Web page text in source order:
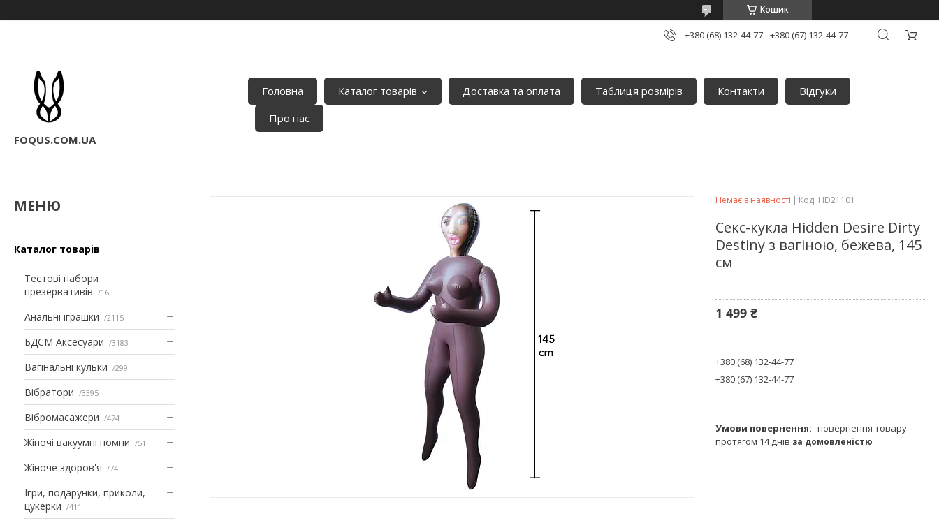
Кошик
+380 (68) 132-44-77 +380 (67) 132-44-77
FOQUS.COM.UA
Головна Каталог товарів Доставка та оплата Таблиця розмірів Контакти
Відгуки
Про нас
Каталог товарів
Тестові набори
презервативів
16
Анальні іграшки 2115
БДСМ Аксесуари 3183
Вагінальні кульки 299
Вібратори 3395
Вібромасажери 474
Жіночі вакуумні помпи 51
Жіноче здоров'я 74
Ігри, подарунки, приколи,
цукерки
411
Немає в наявності Код: HD21101
Секс-кукла Hidden Desire Dirty
Destiny з вагіною, бежева, 145
см
1 499 ₴
+380 (68) 132-44-77
+380 (67) 132-44-77
повернення товару
протягом 14 днів за домовленістю